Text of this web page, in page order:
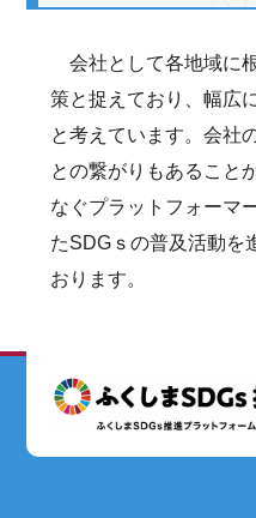
会社として各地域に
策と捉えており、幅広
と考えています。会社
との繋がりもあること
なぐプラットフォーマ
たSDGｓの普及活動を
おります。